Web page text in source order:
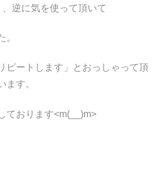
逆に気を使って頂いて
。
ピートします」とおっしゃって頂
ます。
ております<m(__)m>